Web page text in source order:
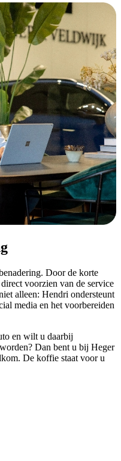
Door de korte
voorzien van de service
alleen: Hendri ondersteunt
media en het voorbereiden
en wilt u daarbij
Dan bent u bij Heger
De koffie staat voor u